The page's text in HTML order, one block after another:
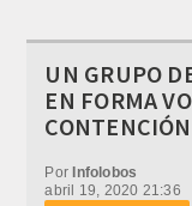
UN GRUPO
EN FORMA
PorInfolobos
abril 19, 2020 21:36